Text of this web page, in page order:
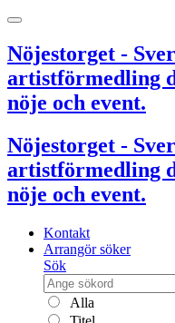
Nöjestorget -
artistförmedling
nöje och event.
Nöjestorget -
artistförmedling
nöje och event.
Kontakt
Arrangör söker
Sök
Alla